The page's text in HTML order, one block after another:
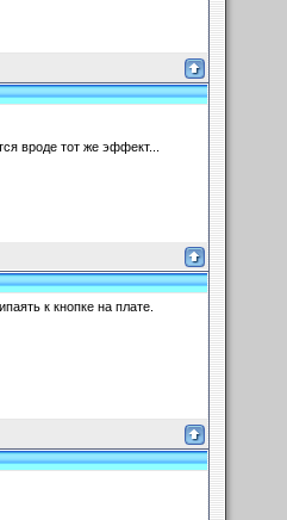
вроде тот же эффект...
к кнопке на плате.